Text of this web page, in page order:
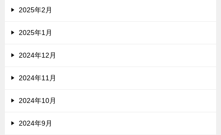
2025年2月
2025年1月
2024年12月
2024年11月
2024年10月
2024年9月